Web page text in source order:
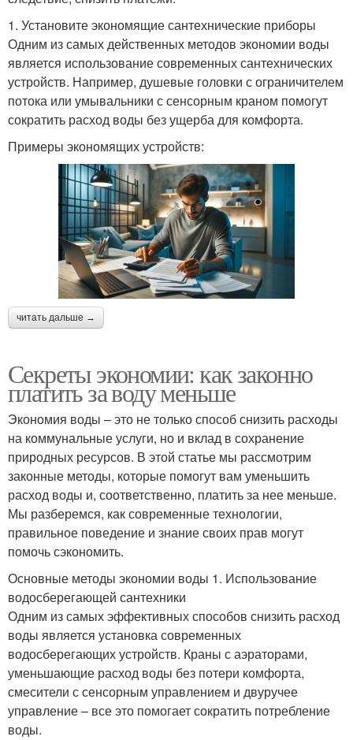
1. Установите экономящие сантехнические приборы
Одним из самых действенных методов экономии воды
является использование современных сантехнических
устройств. Например, душевые головки с ограничителем
потока или умывальники с сенсорным краном помогут
сократить расход воды без ущерба для комфорта.
Примеры экономящих устройств:
читать дальше →
Секреты экономии: как законно
платить за воду меньше
Экономия воды – это не только способ снизить расходы
на коммунальные услуги, но и вклад в сохранение
природных ресурсов. В этой статье мы рассмотрим
законные методы, которые помогут вам уменьшить
расход воды и, соответственно, платить за нее меньше.
Мы разберемся, как современные технологии,
правильное поведение и знание своих прав могут
помочь сэкономить.
Основные методы экономии воды 1. Использование
водосберегающей сантехники
Одним из самых эффективных способов снизить расход
воды является установка современных
водосберегающих устройств. Краны с аэраторами,
уменьшающие расход воды без потери комфорта,
смесители с сенсорным управлением и двуручее
управление – все это помогает сократить потребление
воды.